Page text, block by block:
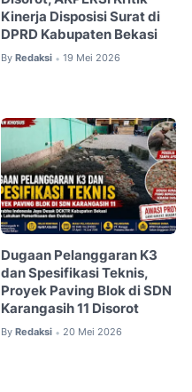
Kinerja Disposisi Surat di
DPRD Kabupaten Bekasi
By Redaksi • 19 Mei 2026
Dugaan Pelanggaran K3
dan Spesifikasi Teknis,
Proyek Paving Blok di SDN
Karangasih 11 Disorot
By Redaksi • 20 Mei 2026